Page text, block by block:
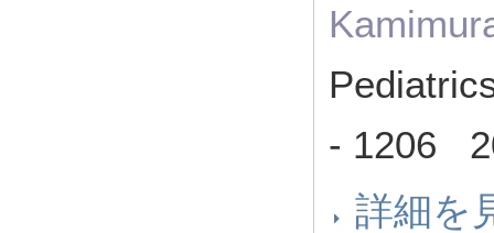
- 1206
詳細を